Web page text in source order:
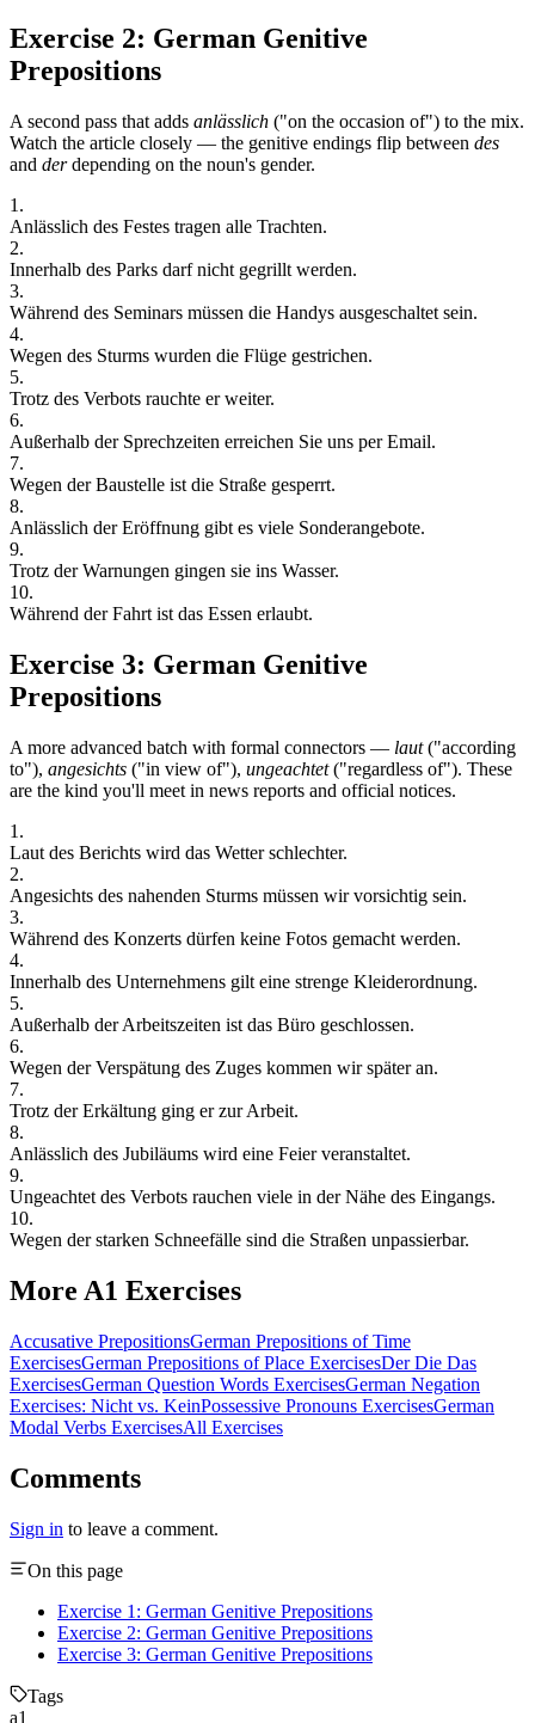
Exercise 2: German Genitive
Prepositions
A second pass that adds anlässlich ("on the occasion of") to the mix.
Watch the article closely — the genitive endings flip between des
and derdepending on the noun's gender.
1 .
Anlässlich des Festes tragen alle Trachten.
2.
Innerhalb des Parks darf nicht gegrillt werden.
3.
Während des Seminars müssen die Handys ausgeschaltet sein.
4.
Wegen des Sturms wurden die Flüge gestrichen.
5.
Trotz des Verbots rauchte er weiter.
6.
Außerhalb der Sprechzeiten erreichen Sie uns per Email.
7.
Wegen der Baustelle ist die Straße gesperrt.
8.
Anlässlich der Eröffnung gibt es viele Sonderangebote.
9.
Trotz der Warnungen gingen sie ins Wasser.
10.
Während der Fahrt ist das Essen erlaubt.
Exercise 3: German Genitive
Prepositions
A more advanced batch with formal connectors — laut("according
to"), angesichts ("in view of"), ungeachtet("regardless of"). These
are the kind you'll meet in news reports and official notices.
1 .
Laut des Berichts wird das Wetter schlechter.
2.
Angesichts des nahenden Sturms müssen wir vorsichtig sein.
3.
Während des Konzerts dürfen keine Fotos gemacht werden.
4.
Innerhalb des Unternehmens gilt eine strenge Kleiderordnung.
5.
Außerhalb der Arbeitszeiten ist das Büro geschlossen.
6.
Wegen der Verspätung des Zuges kommen wir später an.
7.
Trotz der Erkältung ging er zur Arbeit.
8.
Anlässlich des Jubiläums wird eine Feier veranstaltet.
9.
Ungeachtet des Verbots rauchen viele in der Nähe des Eingangs.
10.
Wegen der starken Schneefälle sind die Straßen unpassierbar.
More A1 Exercises
Accusative PrepositionsGerman Prepositions of Time
ExercisesGerman Prepositions of Place ExercisesDer Die Das
ExercisesGerman Question Words ExercisesGerman Negation
Exercises: Nicht vs. KeinPossessive Pronouns ExercisesGerman
Modal Verbs ExercisesAll Exercises
Comments
Sign in to leave a comment.
On this page
Exercise 1: German Genitive Prepositions
Exercise 2: German Genitive Prepositions
Exercise 3: German Genitive Prepositions
Tags
a1